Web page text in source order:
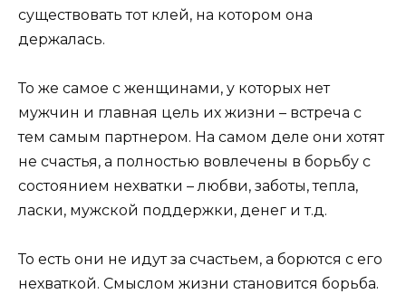
существовать тот клей, на котором она
держалась.
То же самое с женщинами, у которых нет
мужчин и главная цель их жизни – встреча с
тем самым партнером. На самом деле они хотят
не счастья, а полностью вовлечены в борьбу с
состоянием нехватки – любви, заботы, тепла,
ласки, мужской поддержки, денег и т.д.
То есть они не идут за счастьем, а борются с его
нехваткой. Смыслом жизни становится борьба.